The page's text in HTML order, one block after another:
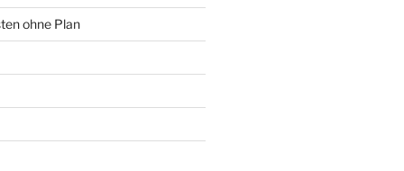
ohne Plan